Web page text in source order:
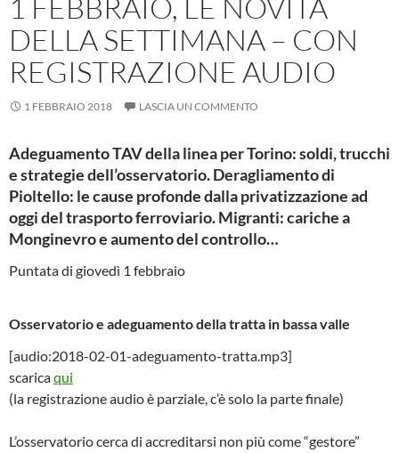
1 FEBBRAIO, LE NOVITÀ
DELLA SETTIMANA – CON
REGISTRAZIONE AUDIO
1 FEBBRAIO 2018 LASCIA UN COMMENTO
Adeguamento TAV della linea per Torino: soldi, trucchi
e strategie dell’osservatorio. Deragliamento di
Pioltello: le cause profonde dalla privatizzazione ad
oggi del trasporto ferroviario. Migranti: cariche a
Monginevro e aumento del controllo…
Puntata di giovedì 1 febbraio
Osservatorio e adeguamento della tratta in bassa valle
[audio:2018-02-01-adeguamento-tratta.mp3]
scaricaqui
(la registrazione audio è parziale, c’è solo la parte finale)
L’osservatorio cerca di accreditarsi non più come “gestore”